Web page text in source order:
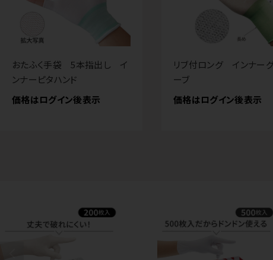
おたふく手袋 5本指出し イ
ンナーピタハンド
価格はログイン後表示
リブ付ロング インナー
ーブ
価格はログイン後表示